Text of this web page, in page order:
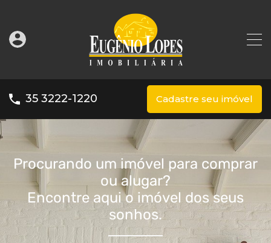
35 3222-1220 Cadastre seu imóvel
Procurando um imóvel para comprar
ou alugar?
Encontre aqui o imóvel dos seus
sonhos.